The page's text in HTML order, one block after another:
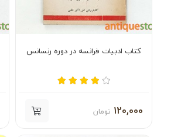
کتاب ادبیات فرانسه در دوره رنسانس
120,000 تومان